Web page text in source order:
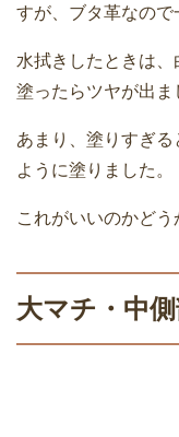
すが、ブタ革なので
水拭きしたときは
塗ったらツヤが出ま
あまり、塗りすぎ
ように塗りました。
これがいいのかどう
大マチ・中